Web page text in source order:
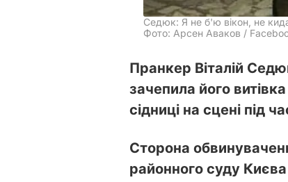
Седюк: Я не б'ю вікон, не
Фото: Арсен Аваков /
Пранкер Віталій
зачепила його
сідниці на сцені під
Сторона
районного суду